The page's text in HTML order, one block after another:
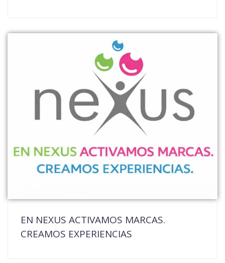
EN NEXUS ACTIVAMOS MARCAS.
CREAMOS EXPERIENCIAS